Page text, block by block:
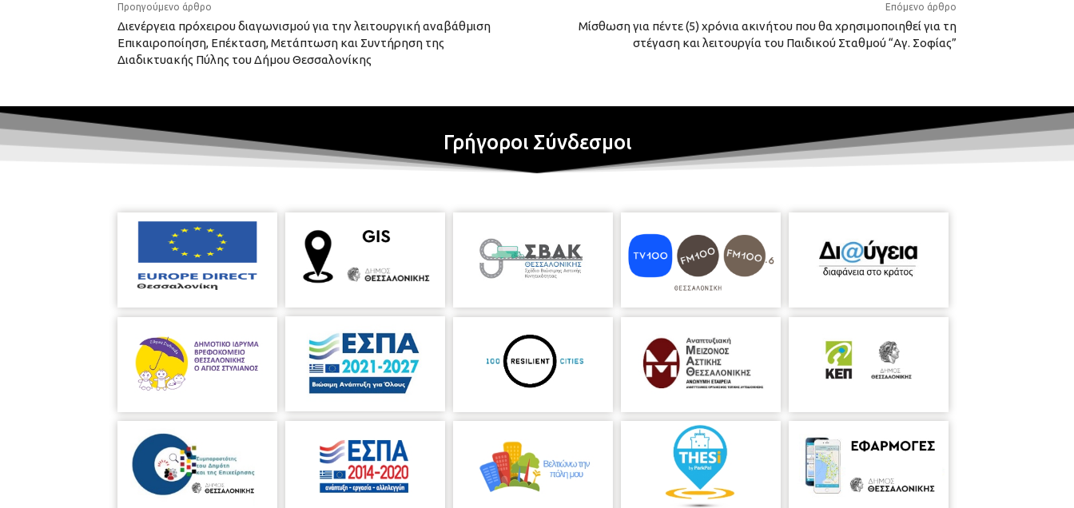
Προηγούμενο άρθρο
Διενέργεια πρόχειρου διαγωνισμού για την λειτουργική αναβάθμιση
Επικαιροποίηση, Επέκταση, Μετάπτωση και Συντήρηση της
Διαδικτυακής Πύλης του Δήμου Θεσσαλονίκης
Επόμενο άρθρο
Μίσθωση για πέντε (5) χρόνια ακινήτου που θα χρησιμοποιηθεί για τη
στέγαση και λειτουργία του Παιδικού Σταθμού “Αγ. Σοφίας”
Γρήγοροι Σύνδεσμοι